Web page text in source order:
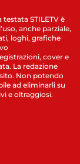
STILETV è
anche parziale,
loghi, grafiche
cover e
La redazione
Non potendo
ad eliminarli su
e oltraggiosi.